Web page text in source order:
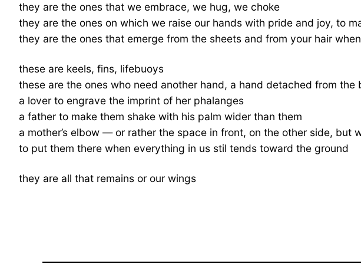
they are the ones that we embrace, we hug, we choke
they are the ones on which we raise our hands with pride and joy, to
they are the ones that emerge from the sheets and from your hair
these are keels, fins, lifebuoys
these are the ones who need another hand, a hand detached from the
a lover to engrave the imprint of her phalanges
a father to make them shake with his palm wider than them
a mother’s elbow — or rather the space in front, on the other side, but
to put them there when everything in us stil tends toward the ground
they are all that remains or our wings